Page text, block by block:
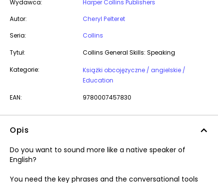
Wydawca:
Harper Collins Publishers
Autor:
Cheryl Pelteret
Seria:
Collins
Tytuł: Collins General Skills: Speaking
Kategorie:
Książki obcojęzyczne / angielskie /
Education
EAN: 9780007457830
Opis
Do you want to sound more like a native speaker of
English?
You need the key phrases and the conversational tools